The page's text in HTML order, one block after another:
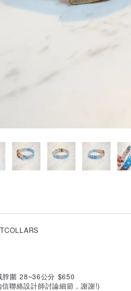
脖圍 28~36公分 $650
聯絡設計師討論細節，謝謝!)